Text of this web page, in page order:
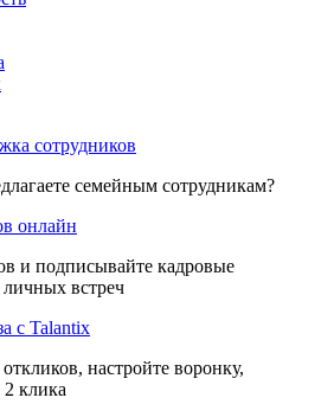
сотрудников
семейным сотрудникам?
онлайн
и подписывайте кадровые
встреч
с Talantix
настройте воронку,
2 клика